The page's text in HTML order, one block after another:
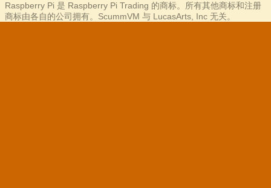
Raspberry Pi 是 Raspberry Pi Trading 的商标。所有其他商标和注册
商标由各自的公司拥有。ScummVM 与 LucasArts, Inc 无关。